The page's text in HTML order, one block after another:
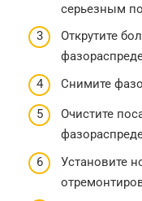
серьезным
Открутите
Снимите
Очистите
Установите